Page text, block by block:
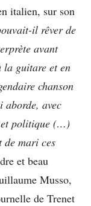
italien, sur son
il rêver de
avant
la guitare et en
chanson
aborde, avec
et politique (…)
de mari ces
et beau
Musso,
de Trenet